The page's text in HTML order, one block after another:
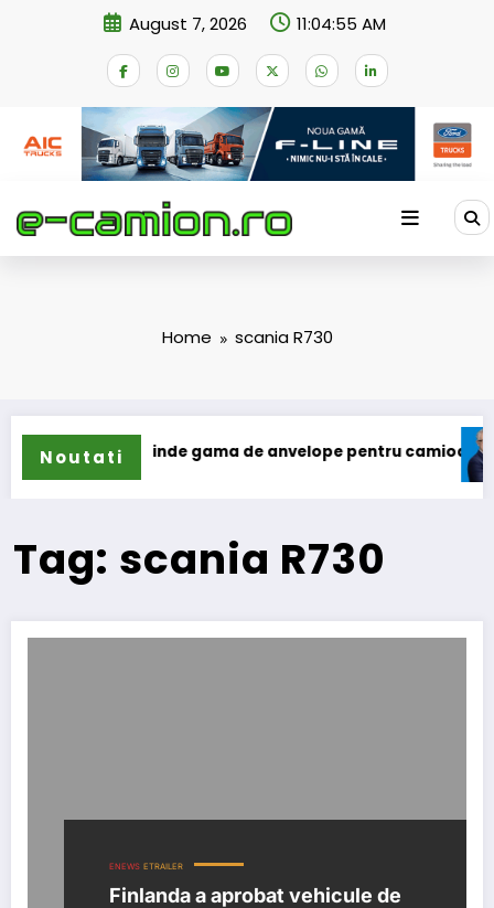
August 7, 2026 11:04:55 AM
Home scania R730
Noutati
își extinde gama de anvelope pentru camioane
Tag: scania R730
ENEWS ETRAILER
Finlanda a aprobat vehicule de